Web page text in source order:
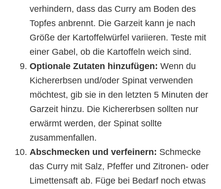
verhindern, dass das Curry am Boden des
Topfes anbrennt. Die Garzeit kann je nach
Größe der Kartoffelwürfel variieren. Teste mit
einer Gabel, ob die Kartoffeln weich sind.
Optionale Zutaten hinzufügen: Wenn du
Kichererbsen und/oder Spinat verwenden
möchtest, gib sie in den letzten 5 Minuten der
Garzeit hinzu. Die Kichererbsen sollten nur
erwärmt werden, der Spinat sollte
zusammenfallen.
Abschmecken und verfeinern: Schmecke
das Curry mit Salz, Pfeffer und Zitronen- oder
Limettensaft ab. Füge bei Bedarf noch etwas